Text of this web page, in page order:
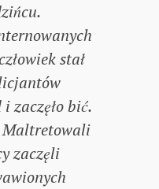
stał
zaczęło bić.
Maltretowali
zaczęli